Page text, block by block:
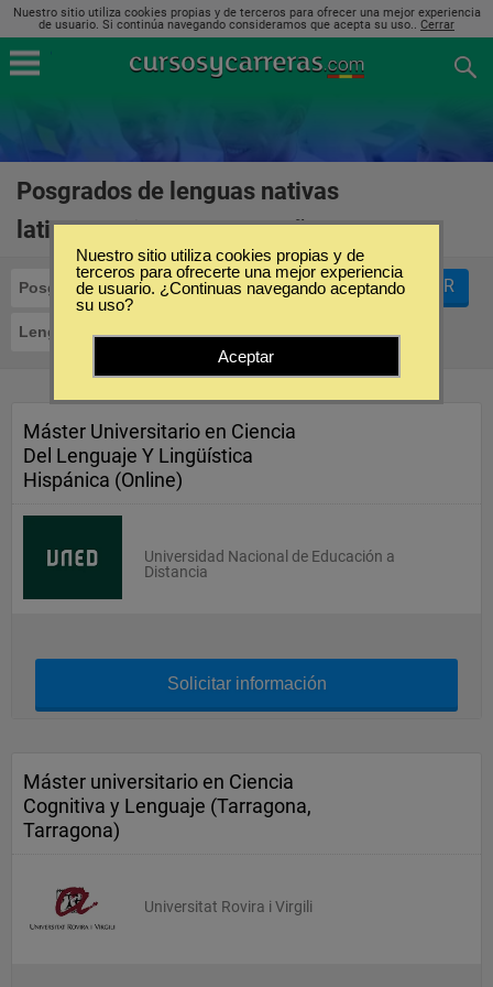
Nuestro sitio utiliza cookies propias y de terceros para ofrecer una mejor experiencia
de usuario. Si continúa navegando consideramos que acepta su uso.. Cerrar
Posgrados de lenguas nativas
latinoamericanas en España
Posgrados
Lenguas Nativas Latinoamericanas
FILTRAR
Máster Universitario en Ciencia
Del Lenguaje Y Lingüística
Hispánica (Online)
Universidad Nacional de Educación a
Distancia
Solicitar información
Máster universitario en Ciencia
Cognitiva y Lenguaje (Tarragona,
Tarragona)
Universitat Rovira i Virgili
Nuestro sitio utiliza cookies propias y de
terceros para ofrecerte una mejor experiencia
de usuario. ¿Continuas navegando aceptando
su uso?
Aceptar